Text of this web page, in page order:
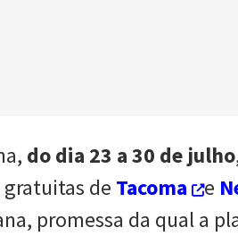
do dia 23 a 30 de julho
de Tacoma e
promessa da qual a